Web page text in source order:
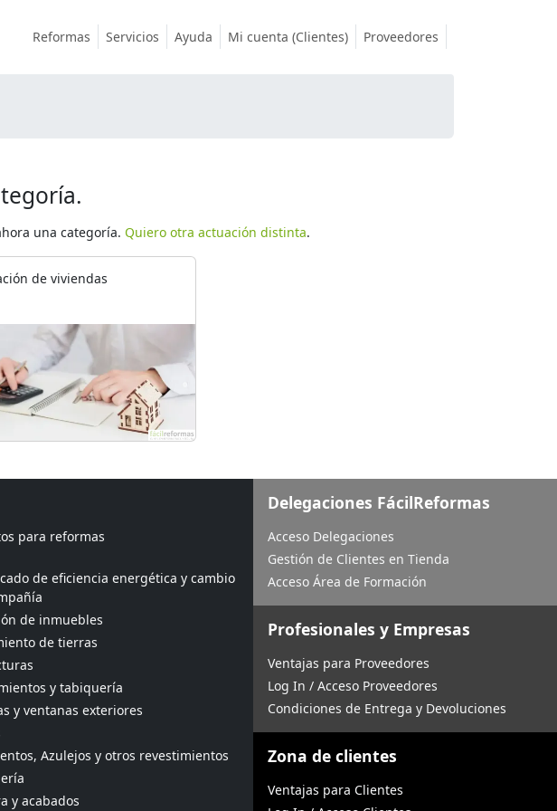
Reformas Servicios Ayuda Mi cuenta (Clientes) Proveedores
una categoría. Quiero otra actuación distinta.
de viviendas
para reformas
de eficiencia energética y cambio
de inmuebles
de tierras
y tabiquería
y ventanas exteriores
Azulejos y otros revestimientos
y acabados
Delegaciones FácilReformas
Acceso Delegaciones
Gestión de Clientes en Tienda
Acceso Área de Formación
Profesionales y Empresas
Ventajas para Proveedores
Log In / Acceso Proveedores
Condiciones de Entrega y Devoluciones
Zona de clientes
Ventajas para Clientes